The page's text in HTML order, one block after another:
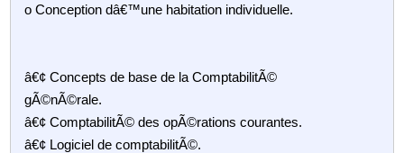
o Conception dâ€™une habitation individuelle.
â€¢ Concepts de base de la ComptabilitÃ©
gÃ©nÃ©rale.
â€¢ ComptabilitÃ© des opÃ©rations courantes.
â€¢ Logiciel de comptabilitÃ©.